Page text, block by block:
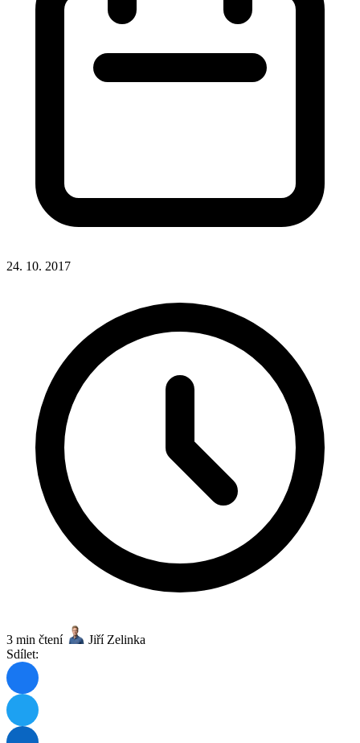
24. 10. 2017
3 min čtení
Jiří Zelinka
Sdílet: